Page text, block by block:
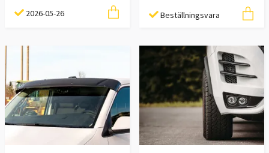
2026-05-26 Beställningsvara